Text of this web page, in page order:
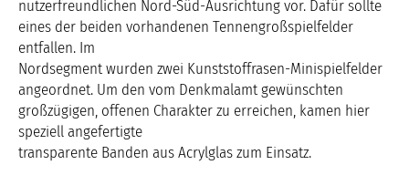
nutzerfreundlichen Nord-Süd-Ausrichtung vor. Dafür sollte
eines der beiden vorhandenen Tennengroßspielfelder
entfallen. Im
Nordsegment wurden zwei Kunststoffrasen-Minispielfelder
angeordnet. Um den vom Denkmalamt gewünschten
großzügigen, offenen Charakter zu erreichen, kamen hier
speziell angefertigte
transparente Banden aus Acrylglas zum Einsatz.